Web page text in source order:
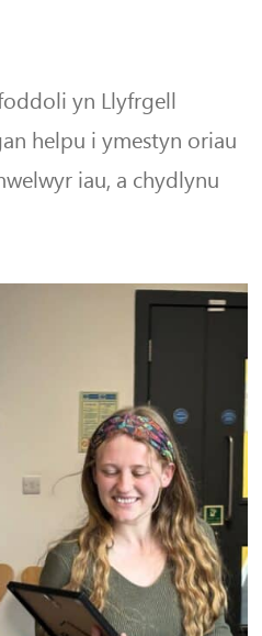
yn Llyfrgell
helpu i ymestyn oriau
iau, a chydlynu